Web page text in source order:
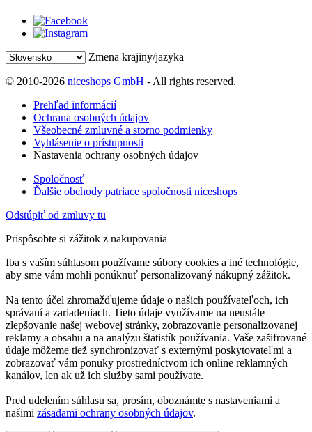
Zmena krajiny/jazyka
© 2010-2026 niceshops GmbH - All rights reserved.
Prehľad informácií
Ochrana osobných údajov
Všeobecné zmluvné a storno podmienky
Vyhlásenie o prístupnosti
Nastavenia ochrany osobných údajov
Spoločnosť
Ďalšie obchody patriace spoločnosti niceshops
Odstúpiť od zmluvy tu
Prispôsobte si zážitok z nakupovania
Iba s vaším súhlasom používame súbory cookies a iné technológie,
aby sme vám mohli ponúknuť personalizovaný nákupný zážitok.
Na tento účel zhromažďujeme údaje o našich používateľoch, ich
správaní a zariadeniach. Tieto údaje využívame na neustále
zlepšovanie našej webovej stránky, zobrazovanie personalizovanej
reklamy a obsahu a na analýzu štatistík používania. Vaše zašifrované
údaje môžeme tiež synchronizovať s externými poskytovateľmi a
zobrazovať vám ponuky prostredníctvom ich online reklamných
kanálov, len ak už ich služby sami používate.
Pred udelením súhlasu sa, prosím, oboznámte s nastaveniami a
našimi zásadami ochrany osobných údajov.